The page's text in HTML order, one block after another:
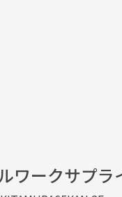
ワークサプラ